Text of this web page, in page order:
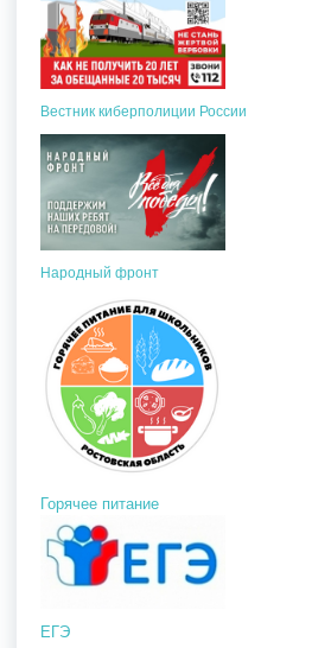
Вестник киберполиции России
Народный фронт
Горячее питание
ЕГЭ